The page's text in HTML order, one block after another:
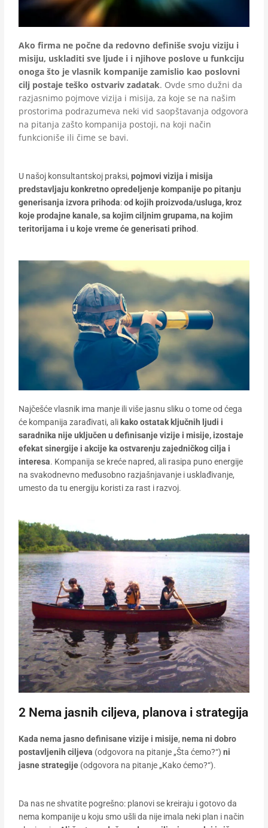
Ako firma ne počne da redovno definiše svoju viziju i
misiju, uskladiti sve ljude i i njihove poslove u funkciju
onoga što je vlasnik kompanije zamislio kao poslovni
cilj postaje teško ostvariv zadatak. Ovde smo dužni da
razjasnimo pojmove vizija i misija, za koje se na našim
prostorima podrazumeva neki vid saopštavanja odgovora
na pitanja zašto kompanija postoji, na koji način
funkcioniše ili čime se bavi.
U našoj konsultantskoj praksi,pojmovi vizija i misija
predstavljaju konkretno opredeljenje kompanije po pitanju
generisanja izvora prihoda:od kojih proizvoda/usluga, kroz
koje prodajne kanale, sa kojim ciljnim grupama, na kojim
teritorijama i u koje vreme će generisati prihod .
Najčešće vlasnik ima manje ili više jasnu sliku o tome od ćega
će kompanija zarađivati, ali kako ostatak ključnih ljudi i
saradnika nije uključen u definisanje vizije i misije, izostaje
efekat sinergije i akcije ka ostvarenju zajedničkog cilja i
interesa. Kompanija se kreće napred, ali rasipa puno energije
na svakodnevno međusobno razjašnjavanje i usklađivanje,
umesto da tu energiju koristi za rast i razvoj.
2 Nema jasnih ciljeva, planova i strategija
Kada nema jasno definisane vizije i misije,nema ni dobro
postavljenih ciljeva (odgovora na pitanje „Šta ćemo?“)ni
jasne strategije (odgovora na pitanje „Kako ćemo?“).
Da nas ne shvatite pogrešno: planovi se kreiraju i gotovo da
nema kompanije u koju smo ušli da nije imala neki plan i način